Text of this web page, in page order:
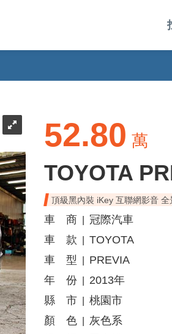
52.80 萬
TOYOTA
頂級黑內裝 iKey 互聯網影音 全
車 商
冠際汽車
車 款
TOYOTA
車 型
PREVIA
年 份
2013年
縣 市
桃園市
顏 色
灰色系